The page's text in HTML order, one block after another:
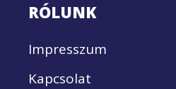
RÓLUNK
Impresszum
Kapcsolat